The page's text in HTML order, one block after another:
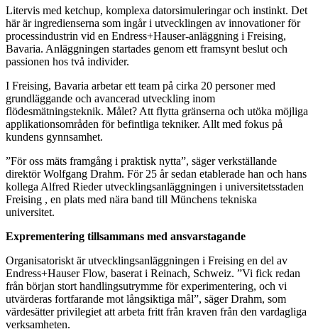
Litervis med ketchup, komplexa datorsimuleringar och instinkt. Det
här är ingredienserna som ingår i utvecklingen av innovationer för
processindustrin vid en Endress+Hauser-anläggning i Freising,
Bavaria. Anläggningen startades genom ett framsynt beslut och
passionen hos två individer.
I Freising, Bavaria arbetar ett team på cirka 20 personer med
grundläggande och avancerad utveckling inom
flödesmätningsteknik. Målet? Att flytta gränserna och utöka möjliga
applikationsområden för befintliga tekniker. Allt med fokus på
kundens gynnsamhet.
”För oss mäts framgång i praktisk nytta”, säger verkställande
direktör Wolfgang Drahm. För 25 år sedan etablerade han och hans
kollega Alfred Rieder utvecklingsanläggningen i universitetsstaden
Freising , en plats med nära band till Münchens tekniska
universitet.
Exprementering tillsammans med ansvarstagande
Organisatoriskt är utvecklingsanläggningen i Freising en del av
Endress+Hauser Flow, baserat i Reinach, Schweiz. ”Vi fick redan
från början stort handlingsutrymme för experimentering, och vi
utvärderas fortfarande mot långsiktiga mål”, säger Drahm, som
värdesätter privilegiet att arbeta fritt från kraven från den vardagliga
verksamheten.